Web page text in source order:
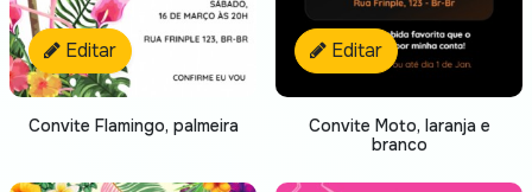
Editar
Convite Flamingo, palmeira
Editar
Convite Moto, laranja e
branco